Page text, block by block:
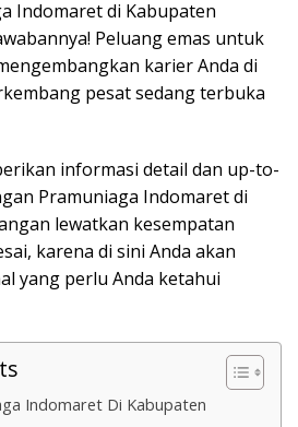
Indomaret di Kabupaten
Peluang emas untuk
karier Anda di
pesat sedang terbuka
informasi detail dan up-to-
Pramuniaga Indomaret di
lewatkan kesempatan
karena di sini Anda akan
yang perlu Anda ketahui
Indomaret Di Kabupaten